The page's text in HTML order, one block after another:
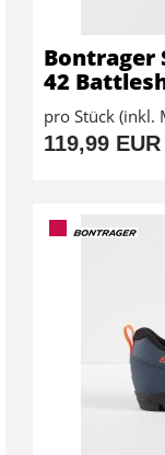
Bontrager
42
pro Stück (inkl.
119,99 EUR